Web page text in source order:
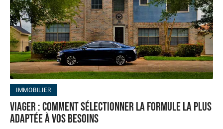
IMMOBILIER
Viager : comment sélectionner la formule la plus
adaptée à vos besoins